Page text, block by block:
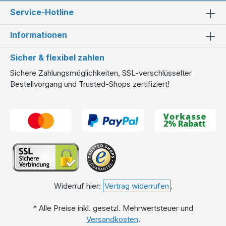
Expertenberatung
Haben Sie Fragen zur Auswahl oder
Installation Ihrer
? Unsere Experten beraten Sie kostenlos
unter
040 257 671 320
sicherzustellen, dass Ihre Regenwasserzisterne optimal für
Ihre Bedürfnisse geeignet ist.
Service-Hotline
Informationen
Sicher & flexibel zahlen
Sichere Zahlungsmöglichkeiten, SSL-verschlüsselter
Bestellvorgang und Trusted-Shops zertifiziert!
Widerruf hier: Vertrag widerrufen .
* Alle Preise inkl. gesetzl. Mehrwertsteuer und
Versandkosten.